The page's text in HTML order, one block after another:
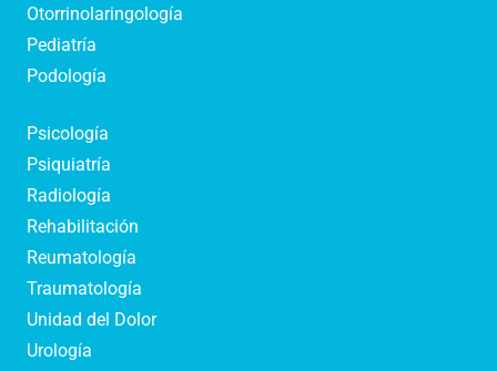
Otorrinolaringología
Pediatría
Podología
Psicología
Psiquiatría
Radiología
Rehabilitación
Reumatología
Traumatología
Unidad del Dolor
Urología